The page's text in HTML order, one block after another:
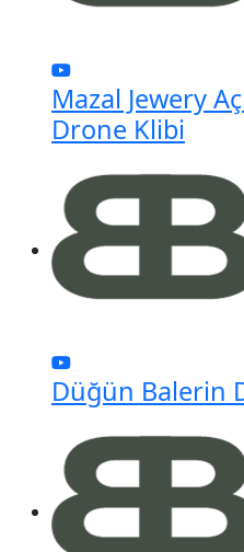
Mazal Jewery
Drone Klibi
Düğün Balerin